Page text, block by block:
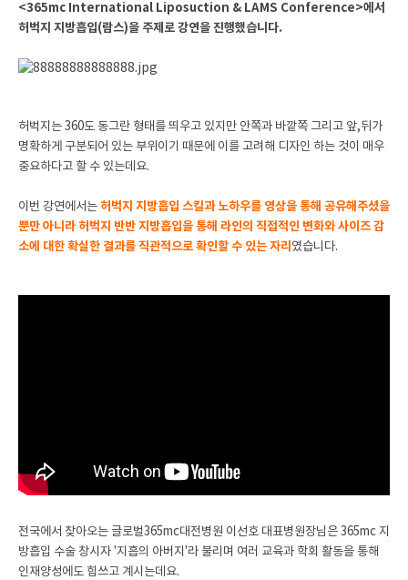
<365mc International Liposuction & LAMS Conference>에서
허벅지 지방흡입(람스)을 주제로 강연을 진행했습니다.
허벅지는 360도 동그란 형태를 띄우고 있지만 안쪽과 바깥쪽 그리고 앞,뒤가
명확하게 구분되어 있는 부위이기 때문에 이를 고려해 디자인 하는 것이 매우
중요하다고 할 수 있는데요.
이번 강연에서는허벅지 지방흡입 스킬과 노하우를 영상을 통해 공유해주셨을
뿐만 아니라 허벅지 반반 지방흡입을 통해 라인의 직접적인 변화와 사이즈 감
소에 대한 확실한 결과를 직관적으로 확인할 수 있는 자리 였습니다.
전국에서 찾아오는 글로벌365mc대전병원 이선호 대표병원장님은 365mc 지
방흡입 수술 창시자 '지흡의 아버지'라 불리며 여러 교육과 학회 활동을 통해
인재양성에도 힘쓰고 계시는데요.